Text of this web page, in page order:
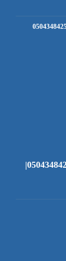
شركة تنظيف خزانات في ابوظبي |0504348425|